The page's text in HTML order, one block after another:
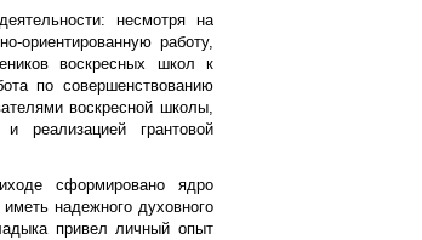
несмотря на
ориентированную работу,
воскресных школ к
по совершенствованию
воскресной школы,
реализацией грантовой
сформировано ядро
надежного духовного
привел личный опыт